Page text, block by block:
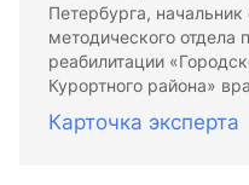
Петербурга,
методического отдела
реабилитации
Курортного района»
Карточка эксперта